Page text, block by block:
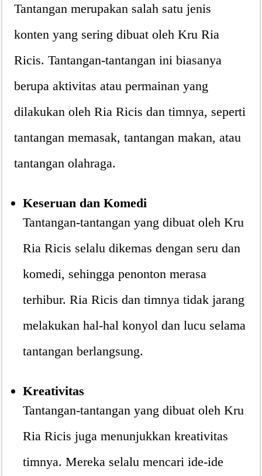
Tantangan merupakan salah satu jenis
konten yang sering dibuat oleh Kru Ria
Ricis. Tantangan-tantangan ini biasanya
berupa aktivitas atau permainan yang
dilakukan oleh Ria Ricis dan timnya, seperti
tantangan memasak, tantangan makan, atau
tantangan olahraga.
Keseruan dan Komedi
Tantangan-tantangan yang dibuat oleh Kru
Ria Ricis selalu dikemas dengan seru dan
komedi, sehingga penonton merasa
terhibur. Ria Ricis dan timnya tidak jarang
melakukan hal-hal konyol dan lucu selama
tantangan berlangsung.
Kreativitas
Tantangan-tantangan yang dibuat oleh Kru
Ria Ricis juga menunjukkan kreativitas
timnya. Mereka selalu mencari ide-ide